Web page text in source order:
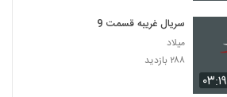
۰۳:۱۹
سریال غریبه قسمت 9
میلاد
۲۸۸ بازدید